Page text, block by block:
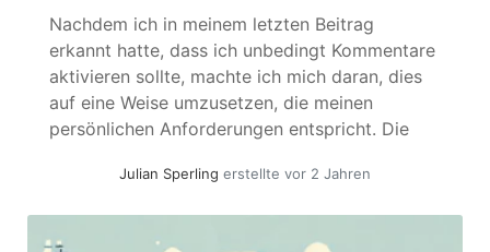
Nachdem ich in meinem letzten Beitrag
erkannt hatte, dass ich unbedingt Kommentare
aktivieren sollte, machte ich mich daran, dies
auf eine Weise umzusetzen, die meinen
persönlichen Anforderungen entspricht. Die
an, Entra External ID für Authentifizierung und
Julian Sperling erstellte vor 2 Jahren